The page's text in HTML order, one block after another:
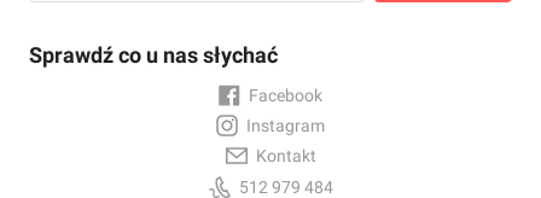
Sprawdź co u nas słychać
Facebook
Instagram
Kontakt
512 979 484